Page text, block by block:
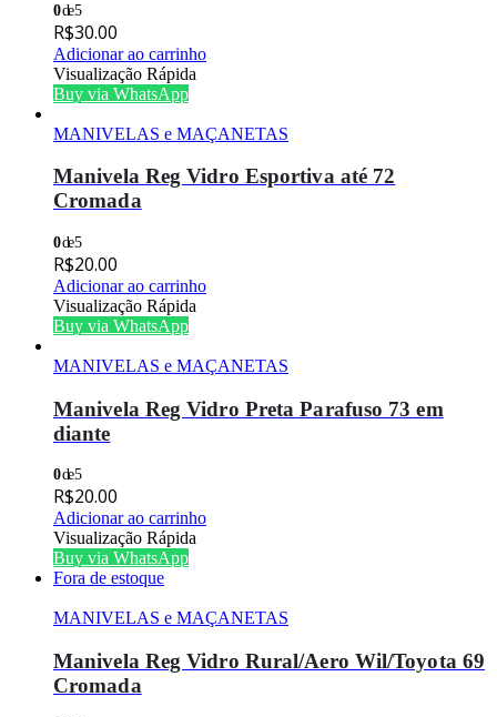
0de 5
R$30.00
Adicionar ao carrinho
Visualização Rápida
Buy via WhatsApp
MANIVELAS e MAÇANETAS
Manivela Reg Vidro Esportiva até 72
Cromada
0de 5
R$20.00
Adicionar ao carrinho
Visualização Rápida
Buy via WhatsApp
MANIVELAS e MAÇANETAS
Manivela Reg Vidro Preta Parafuso 73 em
diante
0de 5
R$20.00
Adicionar ao carrinho
Visualização Rápida
Buy via WhatsApp
Fora de estoque
MANIVELAS e MAÇANETAS
Manivela Reg Vidro Rural/Aero Wil/Toyota 69
Cromada